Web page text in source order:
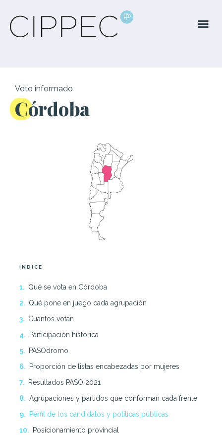
Voto informado
Córdoba
INDICE
Qué se vota en Córdoba
Qué pone en juego cada agrupación
Cuántos votan
Participación histórica
PASOdromo
Proporción de listas encabezadas por mujeres
Resultados PASO 2021
Agrupaciones y partidos que conforman cada frente
Perfil de los candidatos y políticas públicas
Posicionamiento provincial